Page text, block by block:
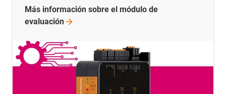
Más información sobre el módulo de
evaluación